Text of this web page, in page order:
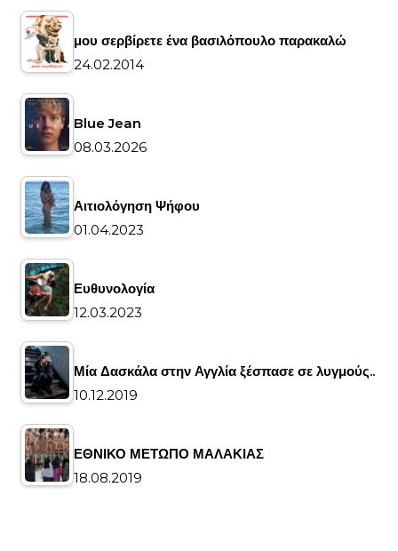
μου σερβίρετε ένα βασιλόπουλο παρακαλώ
24.02.2014
Blue Jean
08.03.2026
Αιτιολόγηση Ψήφου
01.04.2023
Ευθυνολογία
12.03.2023
Μία Δασκάλα στην Αγγλία ξέσπασε σε λυγμούς..
10.12.2019
ΕΘΝΙΚΟ ΜΕΤΩΠΟ ΜΑΛΑΚΙΑΣ
18.08.2019